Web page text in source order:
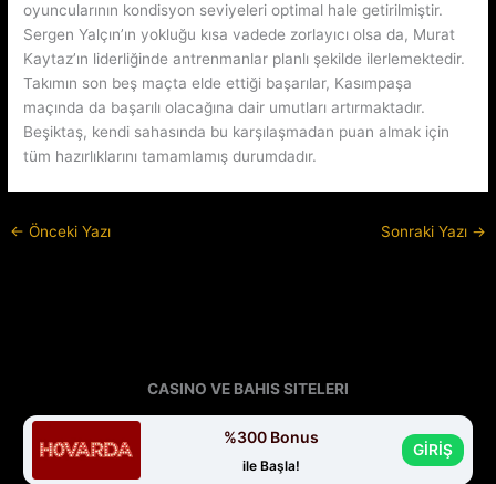
oyuncularının kondisyon seviyeleri optimal hale getirilmiştir.
Sergen Yalçın’ın yokluğu kısa vadede zorlayıcı olsa da, Murat
Kaytaz’ın liderliğinde antrenmanlar planlı şekilde ilerlemektedir.
Takımın son beş maçta elde ettiği başarılar, Kasımpaşa
maçında da başarılı olacağına dair umutları artırmaktadır.
Beşiktaş, kendi sahasında bu karşılaşmadan puan almak için
tüm hazırlıklarını tamamlamış durumdadır.
← Önceki Yazı Sonraki Yazı →
CASINO VE BAHIS SITELERI
%300 Bonus
ile Başla!
GİRİŞ